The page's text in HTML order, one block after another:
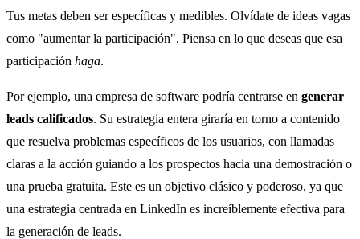
Tus metas deben ser específicas y medibles. Olvídate de ideas vagas
como "aumentar la participación". Piensa en lo que deseas que esa
participación haga.
Por ejemplo, una empresa de software podría centrarse en generar
leads calificados. Su estrategia entera giraría en torno a contenido
que resuelva problemas específicos de los usuarios, con llamadas
claras a la acción guiando a los prospectos hacia una demostración o
una prueba gratuita. Este es un objetivo clásico y poderoso, ya que
una estrategia centrada en LinkedIn es increíblemente efectiva para
la generación de leads.